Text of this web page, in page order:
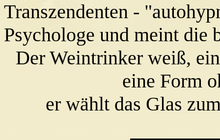
Transzendenten -
Psychologe und meint die
Der Weintrinker weiß,
eine Form
er wählt das Glas